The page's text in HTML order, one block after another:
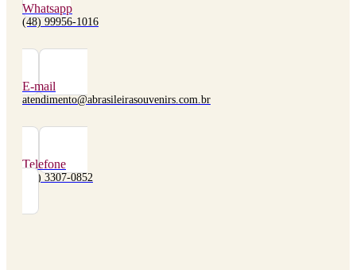
Whatsapp
(48) 99956-1016
E-mail
atendimento@abrasileirasouvenirs.com.br
Telefone
(48) 3307-0852